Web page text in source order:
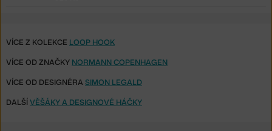
VÍCE Z KOLEKCE LOOP HOOK
VÍCE OD ZNAČKY NORMANN COPENHAGEN
VÍCE OD DESIGNÉRA SIMON LEGALD
DALŠÍVĚŠÁKY A DESIGNOVÉ HÁČKY